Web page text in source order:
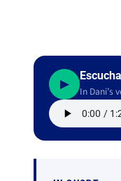
▶
In Dani’s